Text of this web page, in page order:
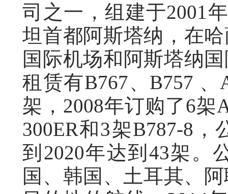
司之一，组建于2001
坦首都阿斯塔纳，在
国际机场和阿斯塔纳
租赁有B767、B757
架，2008年订购了6架
300ER和3架B787-8
到2020年达到43架。
国、韩国、土耳其、